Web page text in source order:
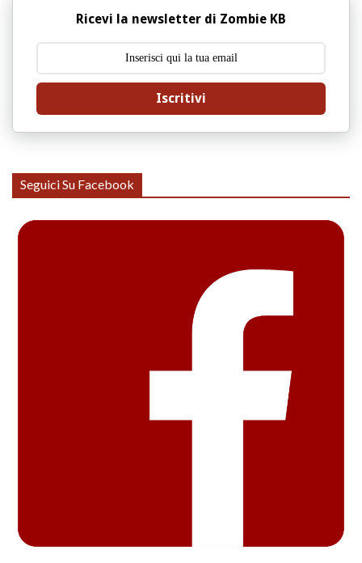
Ricevi la newsletter di Zombie KB
Iscritivi
Seguici Su Facebook